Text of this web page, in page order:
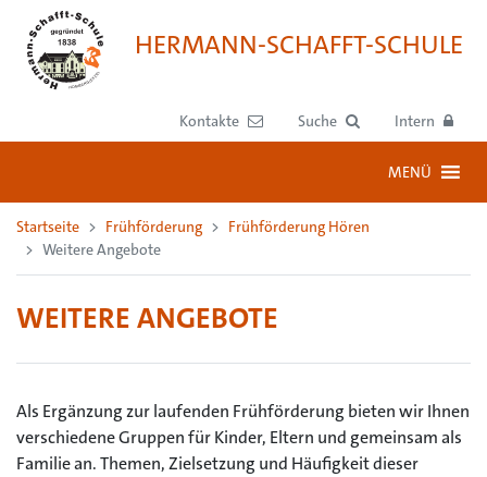
HERMANN-SCHAFFT-SCHULE
Kontakte Suche Intern
MENÜ
Startseite Frühförderung
Frühförderung Hören
Weitere Angebote
WEITERE ANGEBOTE
Als Ergänzung zur laufenden Frühförderung bieten wir Ihnen
verschiedene Gruppen für Kinder, Eltern und gemeinsam als
Familie an. Themen, Zielsetzung und Häufigkeit dieser